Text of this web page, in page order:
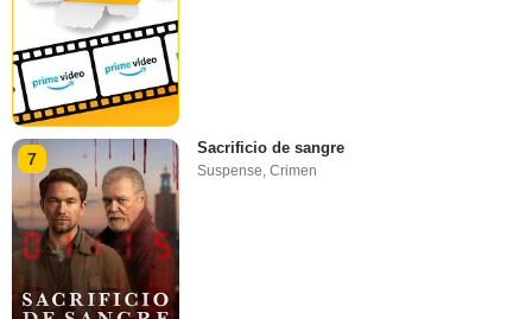
7
Sacrificio de sangre
Suspense,Crimen